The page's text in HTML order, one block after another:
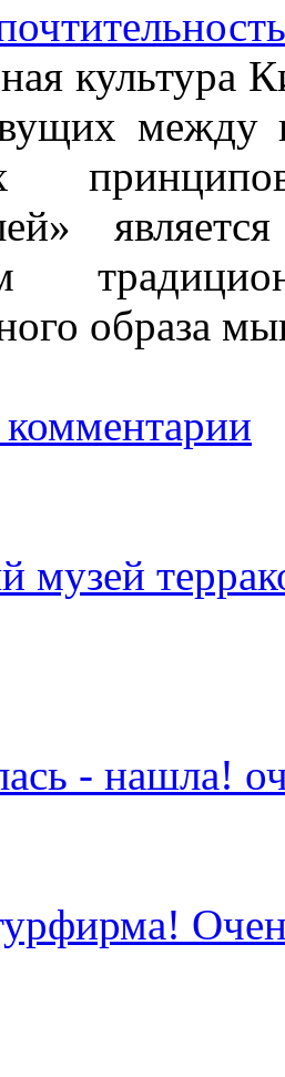
культура
между
образа
музей
- нашла!